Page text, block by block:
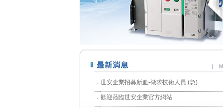
|
． 世安企業招募新血-徵求技術人員 (急)
． 歡迎蒞臨世安企業官方網站